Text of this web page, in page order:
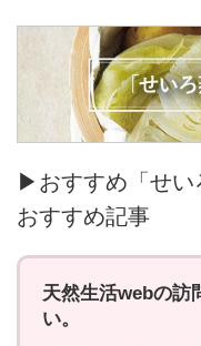
▶おすすめ「せい
おすすめ記事